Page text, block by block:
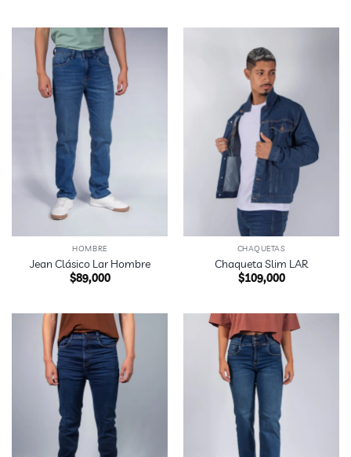
HOMBRE
Jean Clásico Lar Hombre
$89,000
CHAQUETAS
Chaqueta Slim LAR
$109,000